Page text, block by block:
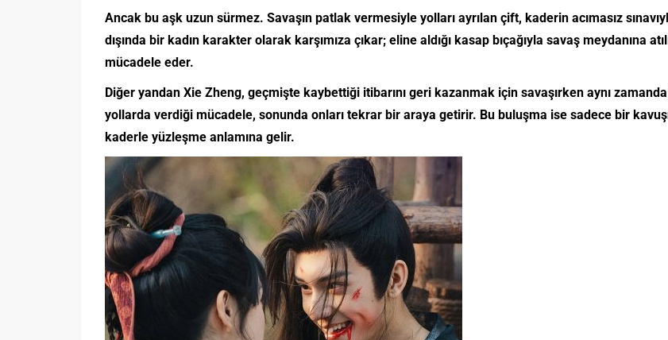
Ancak bu aşk uzun sürmez. Savaşın patlak vermesiyle yolları ayrılan çift, kaderin acımasız
dışında bir kadın karakter olarak karşımıza çıkar; eline aldığı kasap bıçağıyla savaş meydanına
mücadele eder.
Diğer yandan Xie Zheng, geçmişte kaybettiği itibarını geri kazanmak için savaşırken aynı
yollarda verdiği mücadele, sonunda onları tekrar bir araya getirir. Bu buluşma ise sadece bir
kaderle yüzleşme anlamına gelir.